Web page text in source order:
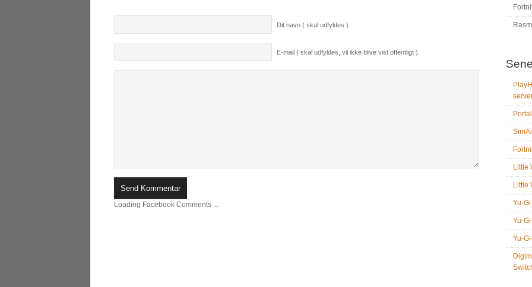
Dit navn ( skal udfyldes )
E-mail ( skal udfyldes, vil ikke blive vist offentligt )
Loading Facebook Comments ...
Little
Little
Yu-
Yu-
Yu-